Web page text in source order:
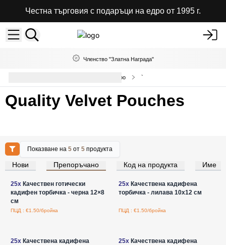
Честна търговия с подаръци на едро от 1995 г.
Членство "Златна Награда"
Торбички от плат и органза на едро `
Quality Velvet Pouches
Показване на5 от5 продукта
Нови Препоръчано Код на продукта Име
Влезте за цени на едро
25xКачествен готически
кадифен торбичка - черна 12×8
см
ПЦД : €1.50/бройка
Влезте за цени на едро
25xКачествена кадифена
торбичка - лилава 10x12 см
ПЦД : €1.50/бройка
25xКачествена кадифена
25xКачествена кадифена